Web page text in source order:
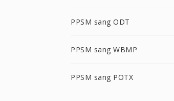
PPSM sang ODT
PPSM sang WBMP
PPSM sang POTX